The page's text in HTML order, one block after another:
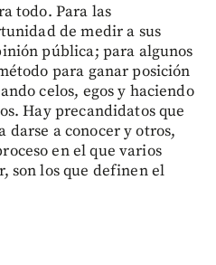
todo. Para las
de medir a sus
pública; para algunos
para ganar posición
celos, egos y haciendo
Hay precandidatos que
a conocer y otros,
en el que varios
son los que definen el